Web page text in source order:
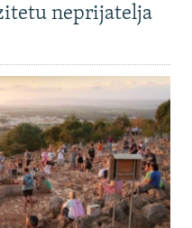
neprijatelja